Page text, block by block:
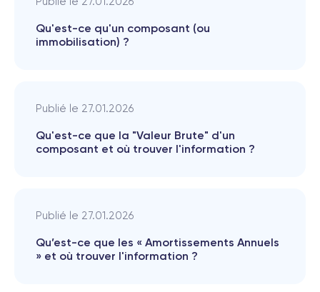
Qu'est-ce qu'un composant (ou
immobilisation) ?
Publié le 27.01.2026
Qu'est-ce que la "Valeur Brute" d'un
composant et où trouver l'information ?
Publié le 27.01.2026
Qu’est-ce que les « Amortissements Annuels
» et où trouver l'information ?